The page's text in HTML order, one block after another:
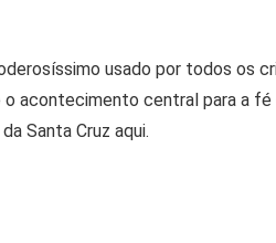
usado por todos os
acontecimento central para a
Santa Cruz aqui.